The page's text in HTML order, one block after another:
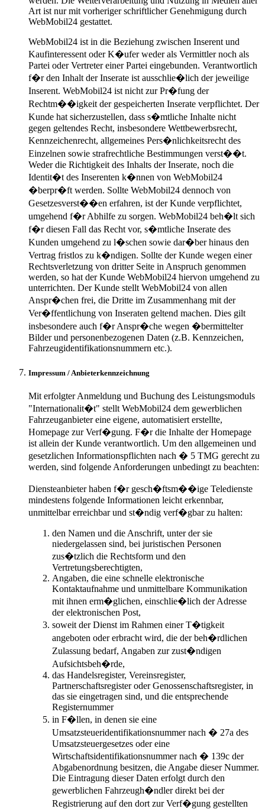
Art ist nur mit vorheriger schriftlicher Genehmigung durch
WebMobil24 gestattet.
WebMobil24 ist in die Beziehung zwischen Inserent und
Kaufinteressent oder K�ufer weder als Vermittler noch als
Partei oder Vertreter einer Partei eingebunden. Verantwortlich
f�r den Inhalt der Inserate ist ausschlie�lich der jeweilige
Inserent. WebMobil24 ist nicht zur Pr�fung der
Rechtm��igkeit der gespeicherten Inserate verpflichtet. Der
Kunde hat sicherzustellen, dass s�mtliche Inhalte nicht
gegen geltendes Recht, insbesondere Wettbewerbsrecht,
Kennzeichenrecht, allgemeines Pers�nlichkeitsrecht des
Einzelnen sowie strafrechtliche Bestimmungen verst��t.
Weder die Richtigkeit des Inhalts der Inserate, noch die
Identit�t des Inserenten k�nnen von WebMobil24
�berpr�ft werden. Sollte WebMobil24 dennoch von
Gesetzesverst��en erfahren, ist der Kunde verpflichtet,
umgehend f�r Abhilfe zu sorgen. WebMobil24 beh�lt sich
f�r diesen Fall das Recht vor, s�mtliche Inserate des
Kunden umgehend zu l�schen sowie dar�ber hinaus den
Vertrag fristlos zu k�ndigen. Sollte der Kunde wegen einer
Rechtsverletzung von dritter Seite in Anspruch genommen
werden, so hat der Kunde WebMobil24 hiervon umgehend zu
unterrichten. Der Kunde stellt WebMobil24 von allen
Anspr�chen frei, die Dritte im Zusammenhang mit der
Ver�ffentlichung von Inseraten geltend machen. Dies gilt
insbesondere auch f�r Anspr�che wegen �bermittelter
Bilder und personenbezogenen Daten (z.B. Kennzeichen,
Fahrzeugidentifikationsnummern etc.).
Impressum / Anbieterkennzeichnung
Mit erfolgter Anmeldung und Buchung des Leistungsmoduls
"Internationalit�t" stellt WebMobil24 dem gewerblichen
Fahrzeuganbieter eine eigene, automatisiert erstellte,
Homepage zur Verf�gung. F�r die Inhalte der Homepage
ist allein der Kunde verantwortlich. Um den allgemeinen und
gesetzlichen Informationspflichten nach � 5 TMG gerecht zu
werden, sind folgende Anforderungen unbedingt zu beachten:
Diensteanbieter haben f�r gesch�ftsm��ige Teledienste
mindestens folgende Informationen leicht erkennbar,
unmittelbar erreichbar und st�ndig verf�gbar zu halten:
den Namen und die Anschrift, unter der sie
niedergelassen sind, bei juristischen Personen
zus�tzlich die Rechtsform und den
Vertretungsberechtigten,
Angaben, die eine schnelle elektronische
Kontaktaufnahme und unmittelbare Kommunikation
mit ihnen erm�glichen, einschlie�lich der Adresse
der elektronischen Post,
soweit der Dienst im Rahmen einer T�tigkeit
angeboten oder erbracht wird, die der beh�rdlichen
Zulassung bedarf, Angaben zur zust�ndigen
Aufsichtsbeh�rde,
das Handelsregister, Vereinsregister,
Partnerschaftsregister oder Genossenschaftsregister, in
das sie eingetragen sind, und die entsprechende
Registernummer
in F�llen, in denen sie eine
Umsatzsteueridentifikationsnummer nach � 27a des
Umsatzsteuergesetzes oder eine
Wirtschaftsidentifikationsnummer nach � 139c der
Abgabenordnung besitzen, die Angabe dieser Nummer.
Die Eintragung dieser Daten erfolgt durch den
gewerblichen Fahrzeugh�ndler direkt bei der
Registrierung auf den dort zur Verf�gung gestellten